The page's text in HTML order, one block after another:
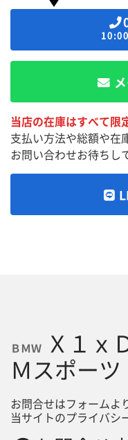
当店の在庫はすべて限
支払い方法や総額や在
お問い合わせお待ちし
ＢＭＷ
Ｘ１ｘ
Ｍスポー
お問合せはフォームよ
当サイトのプライバシ